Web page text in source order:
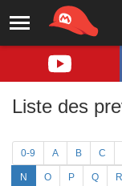
Liste des
0-9 A B C
N O P Q R